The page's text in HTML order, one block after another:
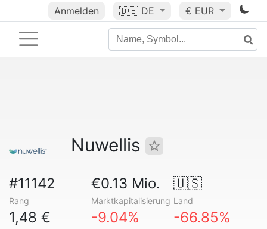
Anmelden 🇩🇪 DE € EUR
Nuwellis
#11142
Rang
€0.13 Mio.
Marktkapitalisierung
🇺🇸
Land
1,48 € -9.04% -66.85%